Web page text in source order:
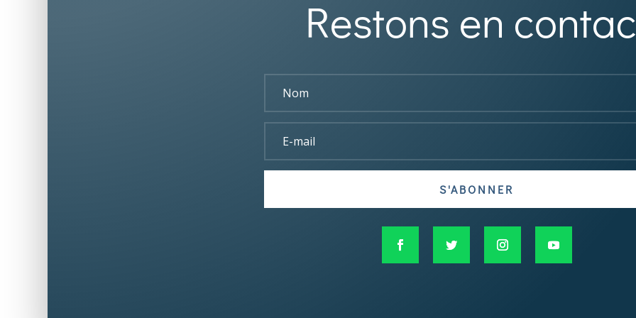
Restons en
S'ABONNER